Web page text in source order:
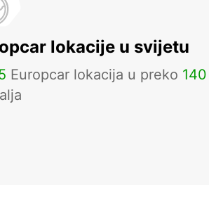
lokacije u svijetu
Europcar lokacija u preko 140